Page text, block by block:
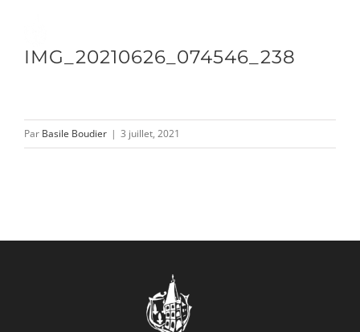
contenu
L’ASSOCIATION
IMG_20210626_074546_238
Par Basile Boudier | 3 juillet, 2021